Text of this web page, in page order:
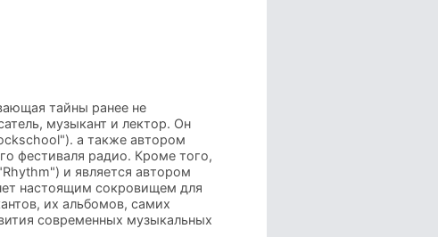
тайны ранее не
музыкант и лектор. Он
а также автором
фестиваля радио. Кроме того,
и является автором
настоящим сокровищем для
их альбомов, самих
современных музыкальных